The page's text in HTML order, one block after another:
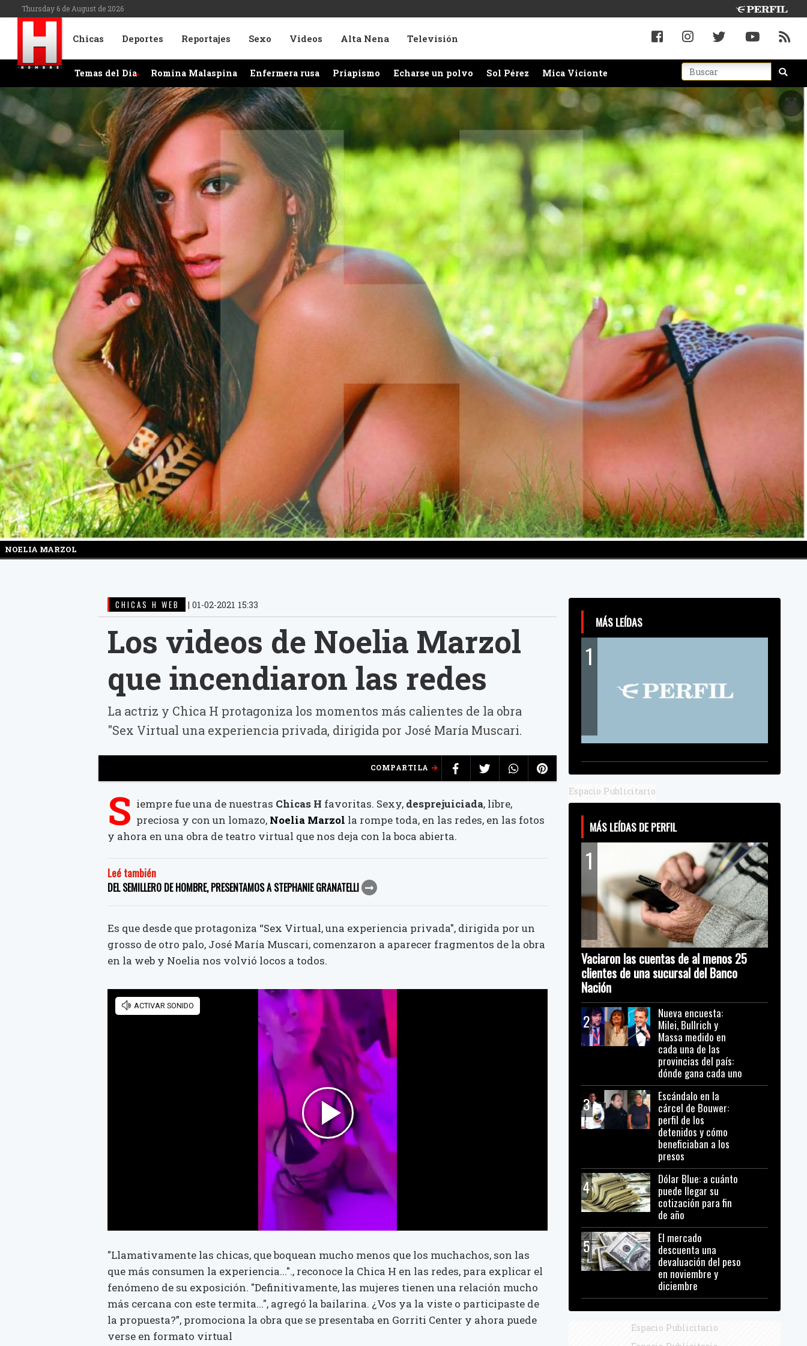
Thursday 6 de August de 2026
Chicas Deportes Reportajes Sexo Videos Alta Nena Televisión
Temas del Día Romina Malaspina Enfermera rusa Priapismo Echarse un polvo Sol Pérez Mica Vicionte
NOELIA MARZOL
CHICAS H WEB | 01-02-2021 15:33
Los videos de Noelia Marzol
que incendiaron las redes
La actriz y Chica H protagoniza los momentos más calientes de la obra
"Sex Virtual una experiencia privada, dirigida por José María Muscari.
COMPARTILA
S iempre fue una de nuestras Chicas H favoritas. Sexy, desprejuiciada, libre,
preciosa y con un lomazo, Noelia Marzol la rompe toda, en las redes, en las fotos
y ahora en una obra de teatro virtual que nos deja con la boca abierta.
Leé también
DEL SEMILLERO DE HOMBRE, PRESENTAMOS A STEPHANIE GRANATELLI
Es que desde que protagoniza “Sex Virtual, una experiencia privada", dirigida por un
grosso de otro palo, José María Muscari, comenzaron a aparecer fragmentos de la obra
en la web y Noelia nos volvió locos a todos.
"Llamativamente las chicas, que boquean mucho menos que los muchachos, son las
que más consumen la experiencia..."., reconoce la Chica H en las redes, para explicar el
fenómeno de su exposición. "Definitivamente, las mujeres tienen una relación mucho
más cercana con este termita...", agregó la bailarina. ¿Vos ya la viste o participaste de
la propuesta?”, promociona la obra que se presentaba en Gorriti Center y ahora puede
verse en formato virtual
MÁS LEÍDAS
1
Espacio Publicitario
MÁS LEÍDAS DE PERFIL
1
Vaciaron las cuentas de al menos 25
clientes de una sucursal del Banco
Nación
2
Nueva encuesta:
Milei, Bullrich y
Massa medido en
cada una de las
provincias del país:
dónde gana cada uno
3
Escándalo en la
cárcel de Bouwer:
perfil de los
detenidos y cómo
beneficiaban a los
presos
4
Dólar Blue: a cuánto
puede llegar su
cotización para fin
de año
5
El mercado
descuenta una
devaluación del peso
en noviembre y
diciembre
Espacio Publicitario